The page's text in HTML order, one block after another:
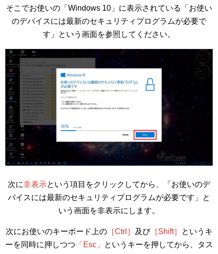
そこでお使いの「Windows 10」に表示されている「お使い
のデバイスには最新のセキュリティプログラムが必要で
す」という画面を参照してください。
次に非表示という項目をクリックしてから、「お使いのデ
バイスには最新のセキュリティプログラムが必要です」と
いう画面を非表示にします。
次にお使いのキーボード上の［Ctrl］ 及び［Shift］
というキ
ーを同時に押しつつ 「Esc」
というキーを押してから、タス